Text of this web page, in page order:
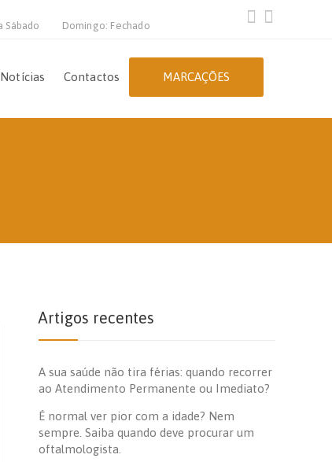
Sábado Domingo: Fechado
Notícias Contactos MARCAÇÕES
Artigos recentes
A sua saúde não tira férias: quando recorrer
ao Atendimento Permanente ou Imediato?
É normal ver pior com a idade? Nem
sempre. Saiba quando deve procurar um
oftalmologista.